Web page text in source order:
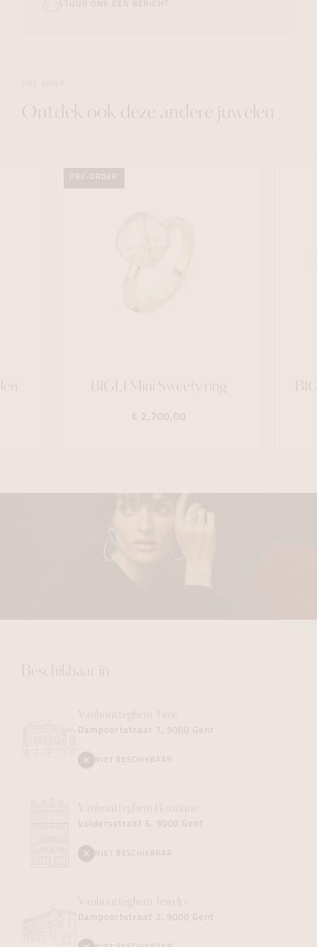
Ontdek ook deze andere juwelen
PRE-ORDER
BIGLI Mini Sweety ring
€ 2.700,00
Beschikbaar in
Vanhoutteghem Time
Dampoortstraat 1, 9000 Gent
NIET BESCHIKBAAR
Vanhoutteghem Boutique
Voldersstraat 6, 9000 Gent
NIET BESCHIKBAAR
Vanhoutteghem Jewelry
Dampoortstraat 2, 9000 Gent